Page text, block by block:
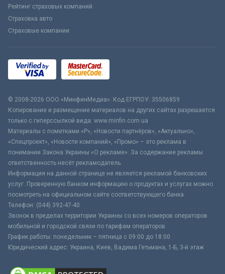
Рейтинг страховых компаний
Страховка авто
Страховые компании
© 2008-2026 ООО «МинфинМедиа». Код ЕГРПОУ: 35506859
Копирование и размещение материалов на других сайтах разрешается
только с гиперссылкой вида: www.minfin.com.ua
Материалы с пометками «Р», «Новости партнёров», «Актуально»,
«Спецпроект», «Новости компаний», «Промо» – это реклама в
понимании Закона Украины «О рекламе». За содержание рекламы
ответственность несёт рекламодатель.
Информация на данной странице не является рекламой банковских
услуг. Проверенную банком информацию о продуктах и услугах можно
посмотреть на официальном сайте соответствующего банка.
Телефон: (044) 392-47-40
Звонок в пределах территории Украины со всех номеров операторов
мобильной и городской связи по тарифам операторов
График работы: понедельник – пятница с 09:00 до 18:00
Юридический адрес: Украина, Киев, Вадима Гетьмана, 1-Б, 3-й этаж